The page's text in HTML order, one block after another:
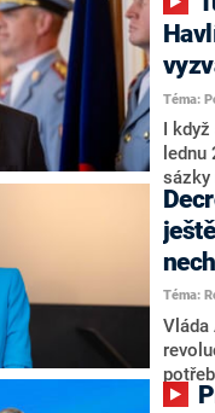
Téma:
I
sázky
hlava
o
nemá
Téma:
Vláda